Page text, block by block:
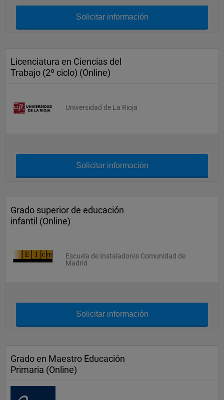
Solicitar información
Licenciatura en Ciencias del
Trabajo (2º ciclo) (Online)
Universidad de La Rioja
Solicitar información
Grado superior de educación
infantil (Online)
Escuela de Instaladores Comunidad de
Madrid
Solicitar información
Grado en Maestro Educación
Primaria (Online)